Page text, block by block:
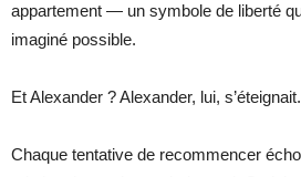
appartement — un symbole de liberté
imaginé possible.
Et Alexander ? Alexander, lui, s’éteignait.
Chaque tentative de recommencer